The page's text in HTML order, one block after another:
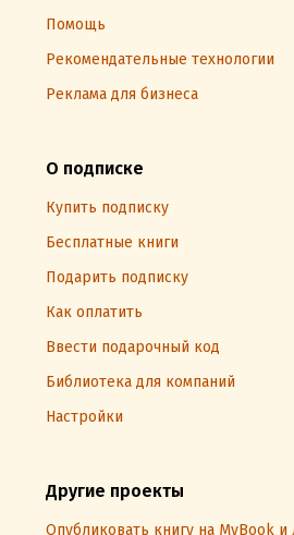
Помощь
Рекомендательные технологии
Реклама для бизнеса
О подписке
Купить подписку
Бесплатные книги
Подарить подписку
Как оплатить
Ввести подарочный код
Библиотека для компаний
Настройки
Другие проекты
Опубликовать книгу на MyBook и